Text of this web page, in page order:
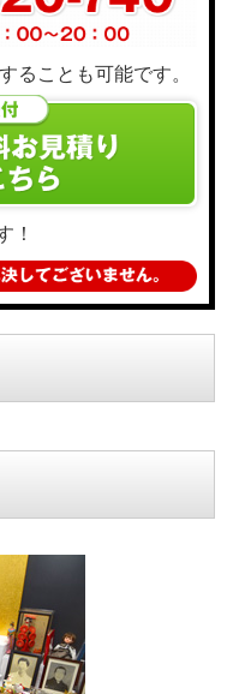
ることも可能です。
！